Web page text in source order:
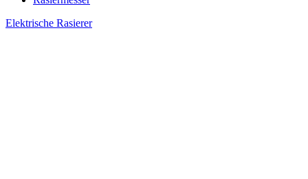
Elektrische Rasierer